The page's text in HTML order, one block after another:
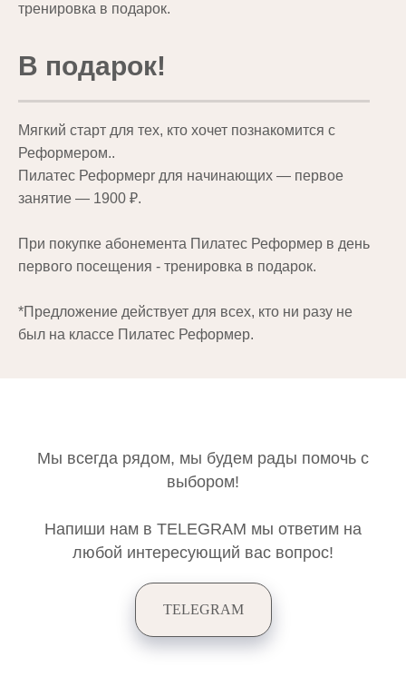
тренировка в подарок.
В подарок!
Мягкий старт для тех, кто хочет познакомится с
Реформером..
Пилатес Реформерr для начинающих — первое
занятие — 1900 ₽.
При покупке абонемента Пилатес Реформер в день
первого посещения - тренировка в подарок.
*Предложение действует для всех, кто ни разу не
был на классе Пилатес Реформер.
Мы всегда рядом, мы будем рады помочь с
выбором!
Напиши нам в TELEGRAM мы ответим на
любой интересующий вас вопрос!
TELEGRAM